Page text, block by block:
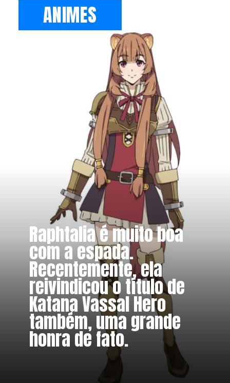
Raphtalia é muito boa
com a espada.
Recentemente, ela
reivindicou o título de
Katana Vassal Hero
também, uma grande
honra de fato.
ANIMES